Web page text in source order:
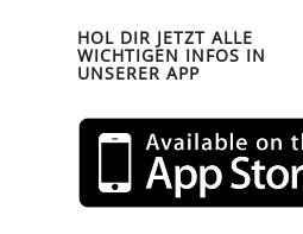
HOL DIR JETZT ALLE
WICHTIGEN INFOS IN
UNSERER APP